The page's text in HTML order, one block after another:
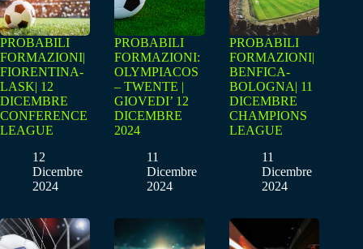
PROBABILI
FORMAZIONI|
FIORENTINA-
LASK| 12
DICEMBRE
CONFERENCE
LEAGUE
12
Dicembre
2024
PROBABILI
FORMAZIONI:
OLYMPIACOS
– TWENTE |
GIOVEDI’ 12
DICEMBRE
2024
11
Dicembre
2024
PROBABILI
FORMAZIONI|
BENFICA-
BOLOGNA| 11
DICEMBRE
CHAMPIONS
LEAGUE
11
Dicembre
2024